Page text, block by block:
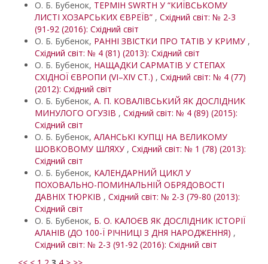
О. Б. Бубенок, ТЕРМІН SWRTH У “КИЇВСЬКОМУ
ЛИСТІ ХОЗАРСЬКИХ ЄВРЕЇВ” , Східний світ: № 2-3
(91-92 (2016): Східний світ
О. Б. Бубенок, РАННІ ЗВІСТКИ ПРО ТАТІВ У КРИМУ ,
Східний світ: № 4 (81) (2013): Східний світ
О. Б. Бубенок, НАЩАДКИ САРМАТІВ У СТЕПАХ
СХІДНОЇ ЄВРОПИ (VI–XIV СТ.) , Східний світ: № 4 (77)
(2012): Східний світ
О. Б. Бубенок, А. П. КОВАЛІВСЬКИЙ ЯК ДОСЛІДНИК
МИНУЛОГО ОГУЗІВ , Східний світ: № 4 (89) (2015):
Східний світ
О. Б. Бубенок, АЛАНСЬКІ КУПЦІ НА ВЕЛИКОМУ
ШОВКОВОМУ ШЛЯХУ , Східний світ: № 1 (78) (2013):
Східний світ
О. Б. Бубенок, КАЛЕНДАРНИЙ ЦИКЛ У
ПОХОВАЛЬНО-ПОМИНАЛЬНІЙ ОБРЯДОВОСТІ
ДАВНІХ ТЮРКІВ , Східний світ: № 2-3 (79-80 (2013):
Східний світ
О. Б. Бубенок, Б. О. КАЛОЄВ ЯК ДОСЛІДНИК ІСТОРІЇ
АЛАНІВ (ДО 100-Ї РІЧНИЦІ З ДНЯ НАРОДЖЕННЯ) ,
Східний світ: № 2-3 (91-92 (2016): Східний світ